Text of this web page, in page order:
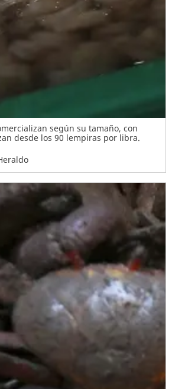
según su tamaño, con
desde los 90 lempiras por libra.